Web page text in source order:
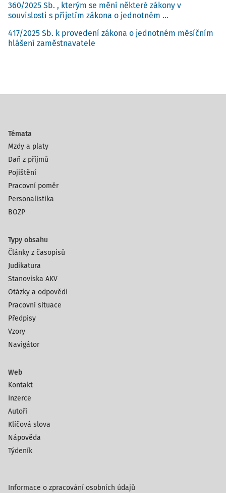
360/2025 Sb. , kterým se mění některé zákony v
souvislosti s přijetím zákona o jednotném ...
417/2025 Sb. k provedení zákona o jednotném měsíčním
hlášení zaměstnavatele
Témata
Mzdy a platy
Daň z příjmů
Pojištění
Pracovní poměr
Personalistika
BOZP
Typy obsahu
Články z časopisů
Judikatura
Stanoviska AKV
Otázky a odpovědi
Pracovní situace
Předpisy
Vzory
Navigátor
Web
Kontakt
Inzerce
Autoři
Klíčová slova
Nápověda
Týdeník
Informace o zpracování osobních údajů